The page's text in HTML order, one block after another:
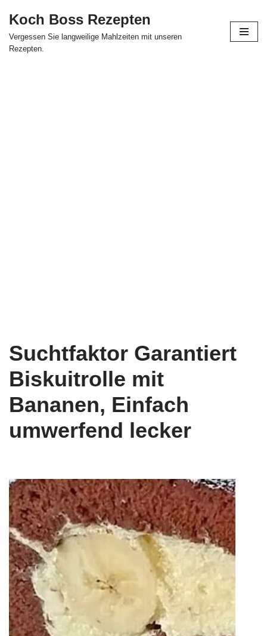
Skip
to
Koch Boss Rezepten
Vergessen Sie langweilige Mahlzeiten mit unseren
Rezepten.
Suchtfaktor Garantiert
Biskuitrolle mit
Bananen, Einfach
umwerfend lecker